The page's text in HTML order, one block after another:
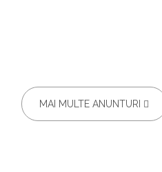
MAI MULTE ANUNTURI